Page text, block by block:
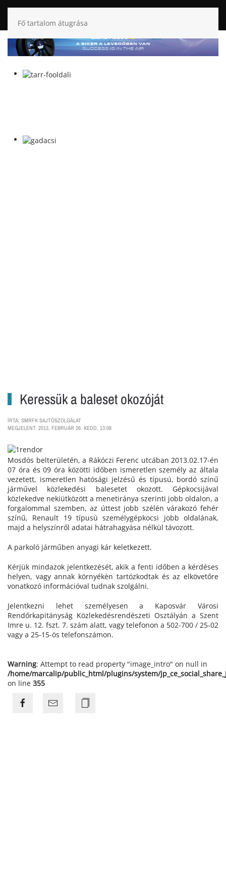
Fő tartalom átugrása
Keressük a baleset okozóját
ÍRTA: SMRFK SAJTÓSZOLGÁLAT
MEGJELENT: 2013. FEBRUÁR 26. KEDD, 13:08
Mosdós belterületén, a Rákóczi Ferenc utcában 2013.02.17-én
07 óra és 09 óra közötti időben ismeretlen személy az általa
vezetett, ismeretlen hatósági jelzésű és típusú, bordó színű
járművel közlekedési balesetet okozott. Gépkocsijával
közlekedve nekiütközött a menetiránya szerinti jobb oldalon, a
forgalommal szemben, az úttest jobb szélén várakozó fehér
színű, Renault 19 típusú személygépkocsi jobb oldalának,
majd a helyszínről adatai hátrahagyása nélkül távozott.
A parkoló járműben anyagi kár keletkezett.
Kérjük mindazok jelentkezését, akik a fenti időben a kérdéses
helyen, vagy annak környékén tartózkodtak és az elkövetőre
vonatkozó információval tudnak szolgálni.
Jelentkezni lehet személyesen a Kaposvár Városi
Rendőrkapitányság Közlekedésrendészeti Osztályán a Szent
Imre u. 12. fszt. 7. szám alatt, vagy telefonon a 502-700 / 25-02
vagy a 25-15-ös telefonszámon.
Warning: Attempt to read property "image_intro" on null in
/home/marcalip/public_html/plugins/system/
on line 355